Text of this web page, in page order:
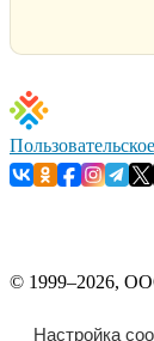
© 1999–2026,
Настройка